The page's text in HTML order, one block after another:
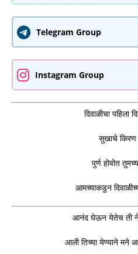
Telegram Group
Instagram Group
दिवाळीचा पहिला
सुखाचे किरण
पुर्ण होवोत
आमच्याकडुन
आनंद घेऊन येतेच ती
आली तिच्या येण्याने मने